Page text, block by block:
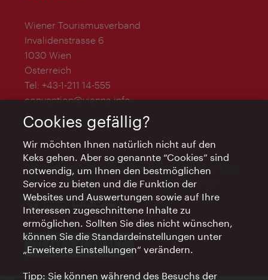
Wiener Tourismusverband
Invalidenstrasse 6
1030 Wien
Österreich
Tel: +43-1-211 14-555
convention@vienna.info
Das Vienna Convention Bureau ist eine Abteilung
des WienTourismus und wird unterstützt von
TEAM & KONTAKT
Cookies gefällig?
Wir möchten Ihnen natürlich nicht auf den
Keks gehen. Aber so genannte “Cookies” sind
notwendig, um Ihnen den bestmöglichen
Service zu bieten und die Funktion der
Websites und Auswertungen sowie auf Ihre
Interessen zugeschnittene Inhalte zu
ermöglichen. Sollten Sie dies nicht wünschen,
können Sie die Standardeinstellungen unter
„Erweiterte Einstellungen“ verändern.
Tipp: Sie können während des Besuchs der